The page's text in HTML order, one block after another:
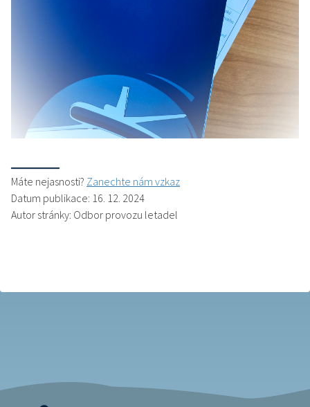
Máte nejasnosti? Zanechte nám vzkaz
Datum publikace: 16. 12. 2024
Autor stránky: Odbor provozu letadel